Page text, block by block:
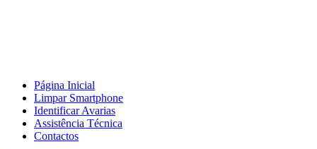
Página Inicial
Limpar Smartphone
Identificar Avarias
Assistência Técnica
Contactos